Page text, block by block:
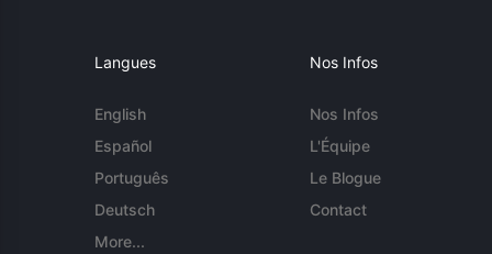
Langues
English
Español
Português
Deutsch
More...
Nos Infos
Nos Infos
L'Équipe
Le Blogue
Contact